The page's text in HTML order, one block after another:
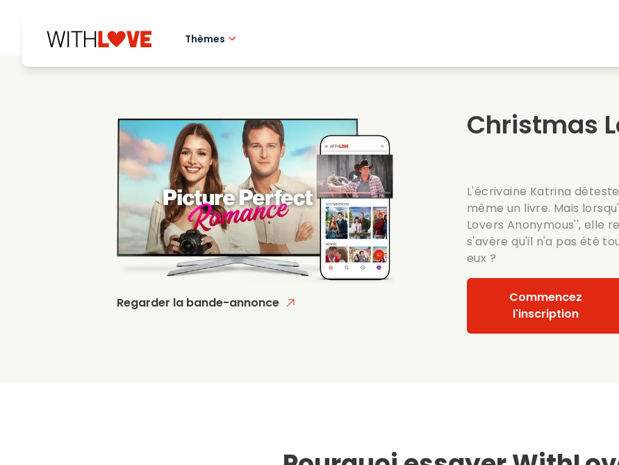
Thèmes
Mysteres
Date films
Regarder la bande-annonce
Christmas
L'écrivaine Katrina
même un livre. Mais
Lovers Anonymous'', elle
s'avère qu'il n'a pas été
eux ?
Commencez
l'inscription